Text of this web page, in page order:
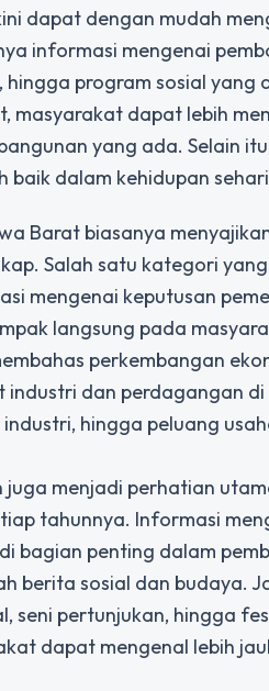
dapat dengan mudah
informasi mengenai
program sosial yang
masyarakat dapat lebih
yang ada. Selain
baik dalam kehidupan
Barat biasanya
Salah satu kategori
mengenai keputusan
langsung pada
perkembangan
dan perdagangan
hingga peluang
menjadi perhatian
tahunnya. Informasi
bagian penting dalam
berita sosial dan budaya.
seni pertunjukan, hingga
dapat mengenal lebih